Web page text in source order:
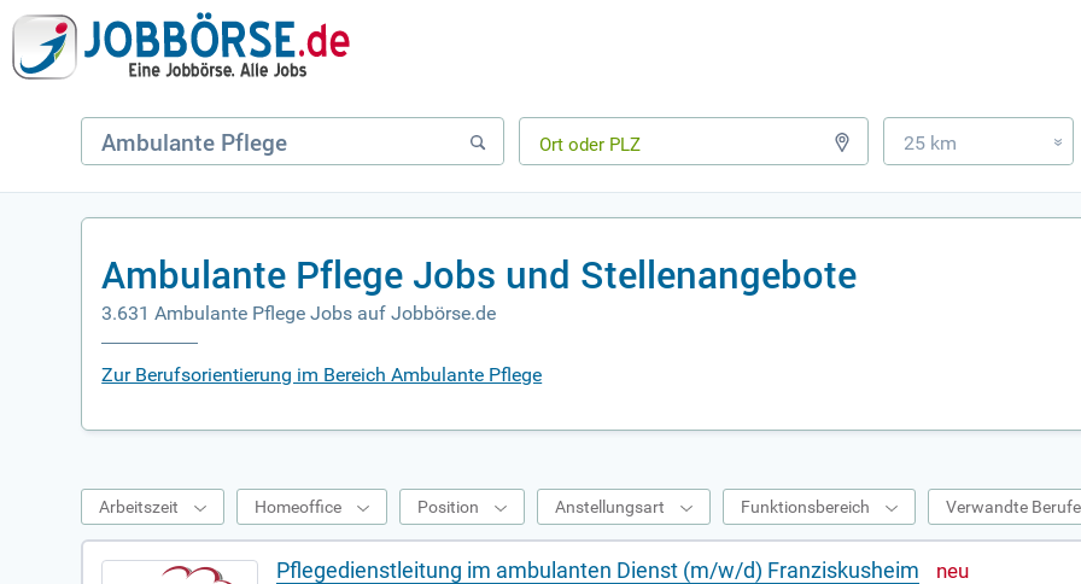
25 km »
Ambulante Pflege Jobs und Stellenangebote
3.631 Ambulante Pflege Jobs auf Jobbörse.de
Zur Berufsorientierung im Bereich Ambulante Pflege
Arbeitszeit Homeoffice Position Anstellungsart Funktionsbereich Verwandte Berufe
Pflegedienstleitung im ambulanten Dienst (m/w/d) Franziskusheim